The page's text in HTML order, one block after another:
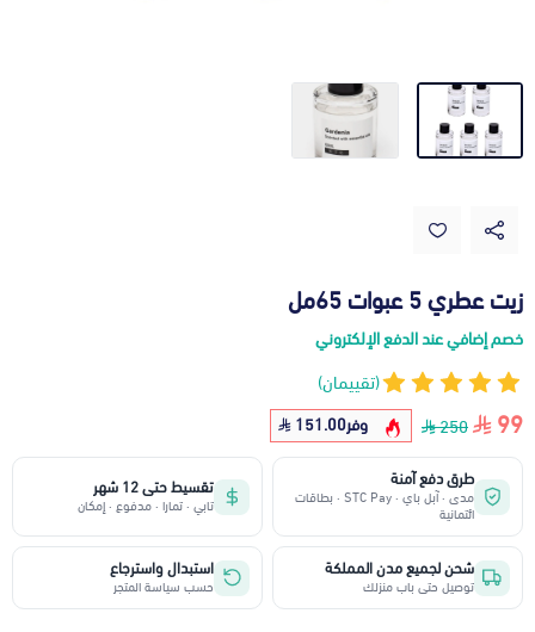
زيت عطري 5 عبوات 65مل
خصم إضافي عند الدفع الإلكتروني
(تقييمان)
99
250 وفر151.00
طرق دفع آمنة
مدى · آبل باي · STC Pay · بطاقات
ائتمانية
تقسيط حتى 12 شهر
تابي · تمارا · مدفوع · إمكان
شحن لجميع مدن المملكة
توصيل حتى باب منزلك
استبدال واسترجاع
حسب سياسة المتجر